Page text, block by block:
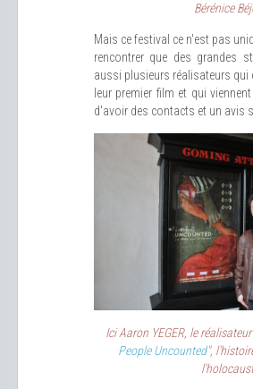
Bérénice
Mais ce festival ce n'est pas
rencontrer que des grandes
aussi plusieurs réalisateurs
leur premier film et qui
d'avoir des contacts et un avis
Ici Aaron YEGER, le
People Uncounted",
l'holocaust